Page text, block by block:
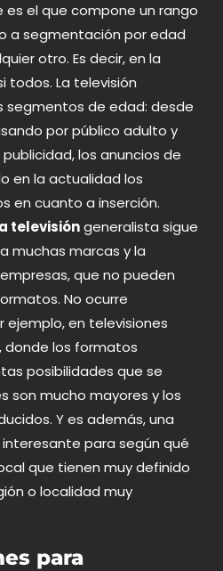
el que compone un rango
a segmentación por edad
otro. Es decir, en la
todos. La televisión
de edad: desde
por público adulto y
publicidad, los anuncios de
en la actualidad los
en cuanto a inserción.
televisióngeneralista sigue
muchas marcas y la
que no pueden
No ocurre
ejemplo, en televisiones
donde los formatos
posibilidades que se
son mucho mayores y los
Y es además, una
para según qué
que tienen muy definido
o localidad muy
para